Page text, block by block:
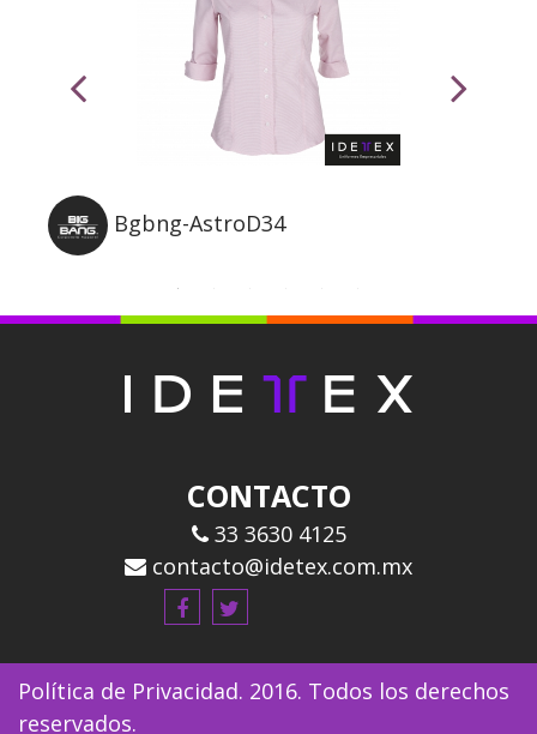
Bgbng-AstroD34
CONTACTO
33 3630 4125
contacto@idetex.com.mx
Política de Privacidad. 2016. Todos los derechos
reservados.